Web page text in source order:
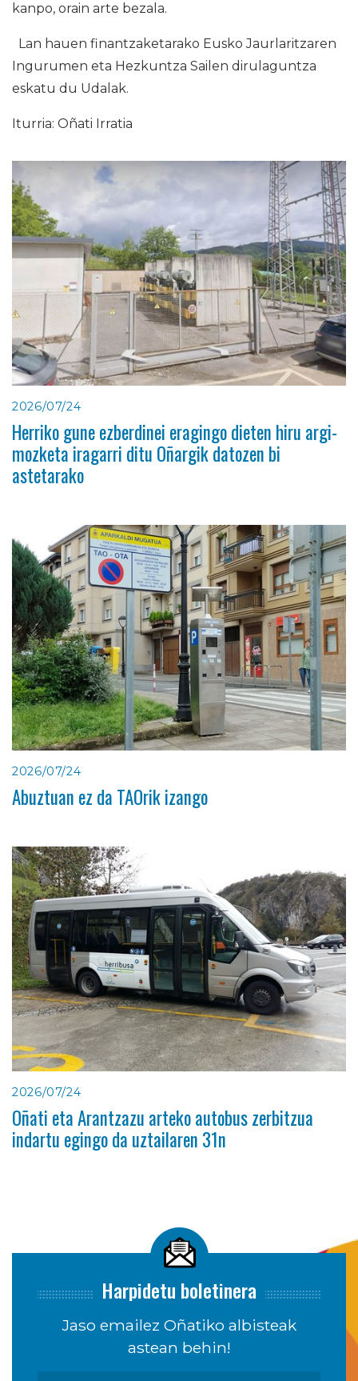
kanpo, orain arte bezala.
Lan hauen finantzaketarako Eusko Jaurlaritzaren
Ingurumen eta Hezkuntza Sailen dirulaguntza
eskatu du Udalak.
Iturria: Oñati Irratia
2026/07/24
Herriko gune ezberdinei eragingo dieten hiru argi-
mozketa iragarri ditu Oñargik datozen bi
astetarako
2026/07/24
Abuztuan ez da TAOrik izango
2026/07/24
Oñati eta Arantzazu arteko autobus zerbitzua
indartu egingo da uztailaren 31n
Harpidetu boletinera
Jaso emailez Oñatiko albisteak
astean behin!